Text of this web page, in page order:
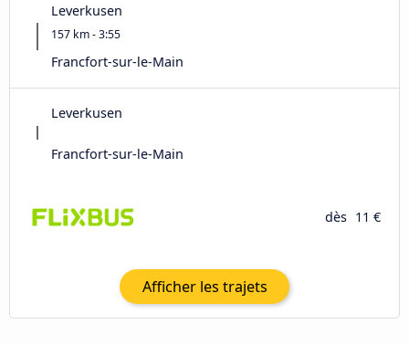
Leverkusen
157 km - 3:55
Francfort-sur-le-Main
Leverkusen
Francfort-sur-le-Main
dès 11 €
Afficher les trajets